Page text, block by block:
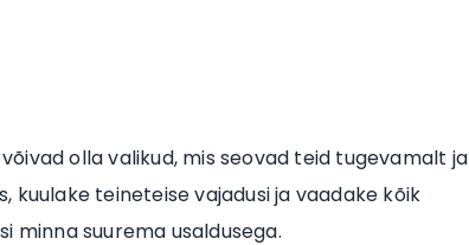
olla valikud, mis seovad teid tugevamalt ja
kuulake teineteise vajadusi ja vaadake kõik
minna suurema usaldusega.